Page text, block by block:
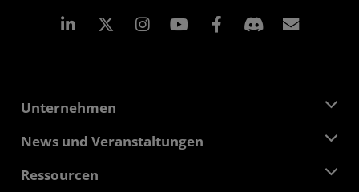
LinkedIn Instagram Facebook
Unternehmen
Über AMD
Verantwortung
News und Veranstaltungen
Pressebereich
Ressourcen